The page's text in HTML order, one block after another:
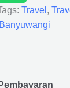
Travel ,
Pembayaran